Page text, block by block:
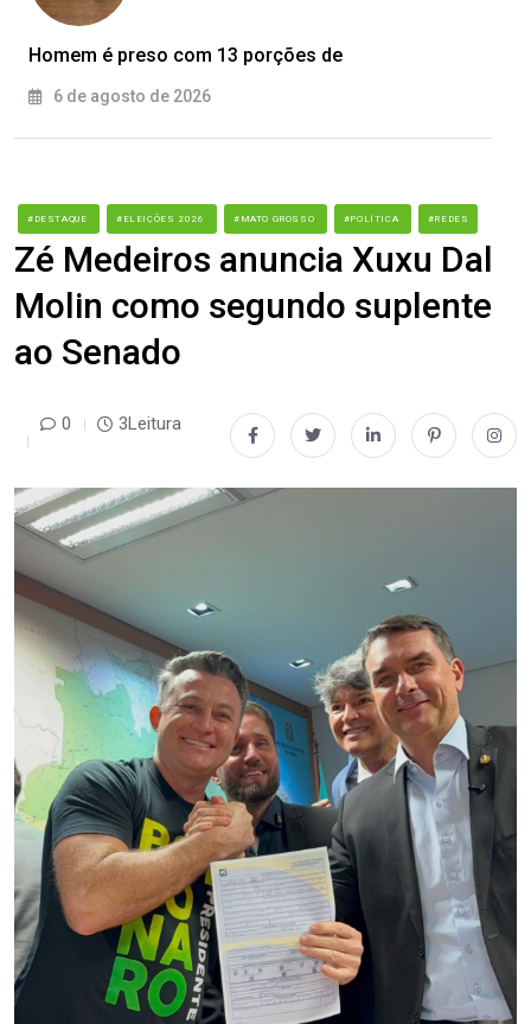
Homem é preso com 13 porções de
6 de agosto de 2026
#DESTAQUE #ELEIÇÕES 2026 #MATO GROSSO #POLÍTICA #REDES
Zé Medeiros anuncia Xuxu Dal
Molin como segundo suplente
ao Senado
0 3Leitura